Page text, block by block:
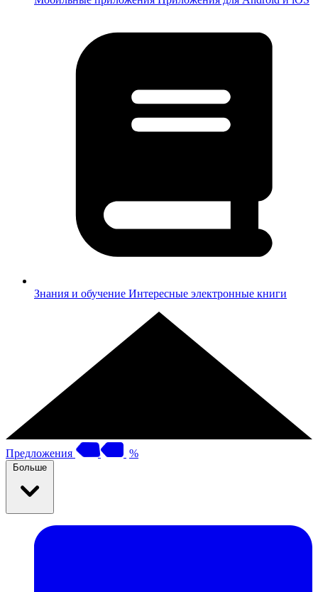
Знания и обучение Интересные электронные книги
Предложения %
Больше